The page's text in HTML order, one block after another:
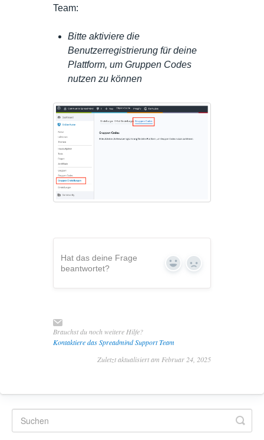
Team:
Bitte aktiviere die
Benutzerregistrierung für deine
Plattform, um Gruppen Codes
nutzen zu können
Hat das deine Frage
beantwortet?
Yes No
Brauchst du noch weitere Hilfe?
Kontaktiere das Spreadmind Support Team
Zuletzt aktualisiert am Februar 24, 2025